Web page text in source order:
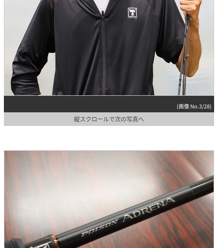
(画像 No.3/28)
縦スクロールで次の写真へ